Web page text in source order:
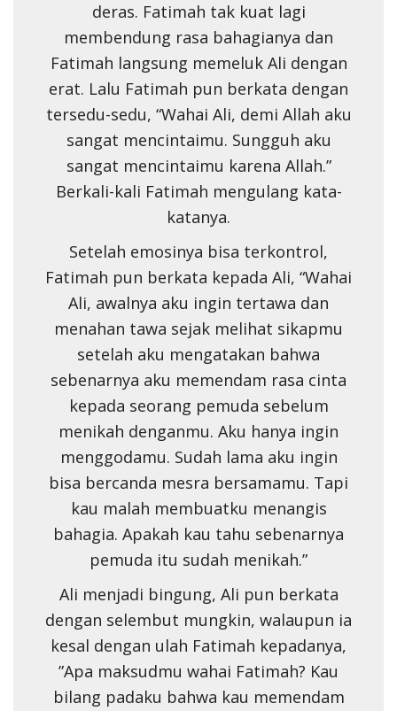
deras. Fatimah tak kuat lagi
membendung rasa bahagianya dan
Fatimah langsung memeluk Ali dengan
erat. Lalu Fatimah pun berkata dengan
tersedu-sedu, “Wahai Ali, demi Allah aku
sangat mencintaimu. Sungguh aku
sangat mencintaimu karena Allah.”
Berkali-kali Fatimah mengulang kata-
katanya.
Setelah emosinya bisa terkontrol,
Fatimah pun berkata kepada Ali, “Wahai
Ali, awalnya aku ingin tertawa dan
menahan tawa sejak melihat sikapmu
setelah aku mengatakan bahwa
sebenarnya aku memendam rasa cinta
kepada seorang pemuda sebelum
menikah denganmu. Aku hanya ingin
menggodamu. Sudah lama aku ingin
bisa bercanda mesra bersamamu. Tapi
kau malah membuatku menangis
bahagia. Apakah kau tahu sebenarnya
pemuda itu sudah menikah.”
Ali menjadi bingung, Ali pun berkata
dengan selembut mungkin, walaupun ia
kesal dengan ulah Fatimah kepadanya,
”Apa maksudmu wahai Fatimah? Kau
bilang padaku bahwa kau memendam